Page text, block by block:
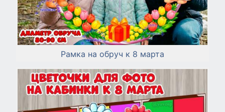
Рамка на обруч к 8 марта